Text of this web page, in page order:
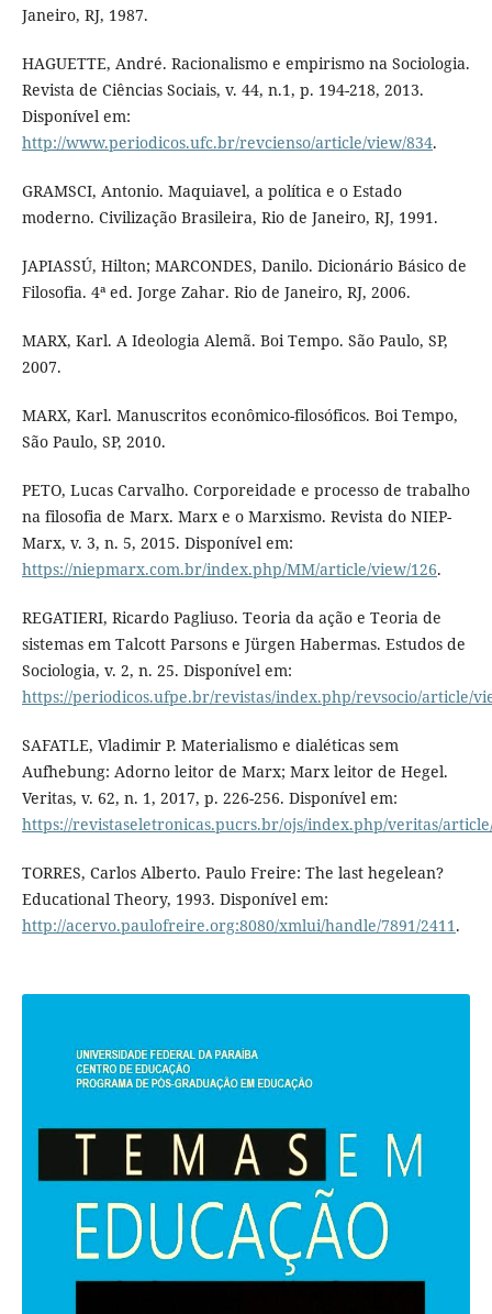
Janeiro, RJ, 1987.
HAGUETTE, André. Racionalismo e empirismo na Sociologia.
Revista de Ciências Sociais, v. 44, n.1, p. 194-218, 2013.
Disponível em:
http://www.periodicos.ufc.br/revcienso/article/view/834.
GRAMSCI, Antonio. Maquiavel, a política e o Estado
moderno. Civilização Brasileira, Rio de Janeiro, RJ, 1991.
JAPIASSÚ, Hilton; MARCONDES, Danilo. Dicionário Básico de
Filosofia. 4ª ed. Jorge Zahar. Rio de Janeiro, RJ, 2006.
MARX, Karl. A Ideologia Alemã. Boi Tempo. São Paulo, SP,
2007.
MARX, Karl. Manuscritos econômico-filosóficos. Boi Tempo,
São Paulo, SP, 2010.
PETO, Lucas Carvalho. Corporeidade e processo de trabalho
na filosofia de Marx. Marx e o Marxismo. Revista do NIEP-
Marx, v. 3, n. 5, 2015. Disponível em:
https://niepmarx.com.br/index.php/MM/article/view/126.
REGATIERI, Ricardo Pagliuso. Teoria da ação e Teoria de
sistemas em Talcott Parsons e Jürgen Habermas. Estudos de
Sociologia, v. 2, n. 25. Disponível em:
https://periodicos.ufpe.br/revistas/index.php/revsocio/article/
SAFATLE, Vladimir P. Materialismo e dialéticas sem
Aufhebung: Adorno leitor de Marx; Marx leitor de Hegel.
Veritas, v. 62, n. 1, 2017, p. 226-256. Disponível em:
https://revistaseletronicas.pucrs.br/ojs/index.php/veritas/
TORRES, Carlos Alberto. Paulo Freire: The last hegelean?
Educational Theory, 1993. Disponível em:
http://acervo.paulofreire.org:8080/xmlui/handle/7891/2411.